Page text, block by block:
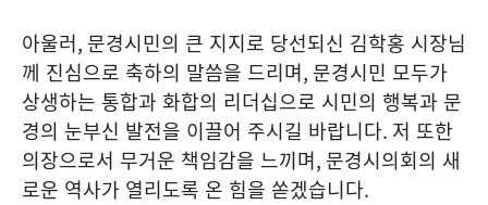
아울러, 문경시민의 큰 지지로 당선되신 김학홍 시장님
께 진심으로 축하의 말씀을 드리며, 문경시민 모두가
상생하는 통합과 화합의 리더십으로 시민의 행복과 문
경의 눈부신 발전을 이끌어 주시길 바랍니다. 저 또한
의장으로서 무거운 책임감을 느끼며, 문경시의회의 새
로운 역사가 열리도록 온 힘을 쏟겠습니다.